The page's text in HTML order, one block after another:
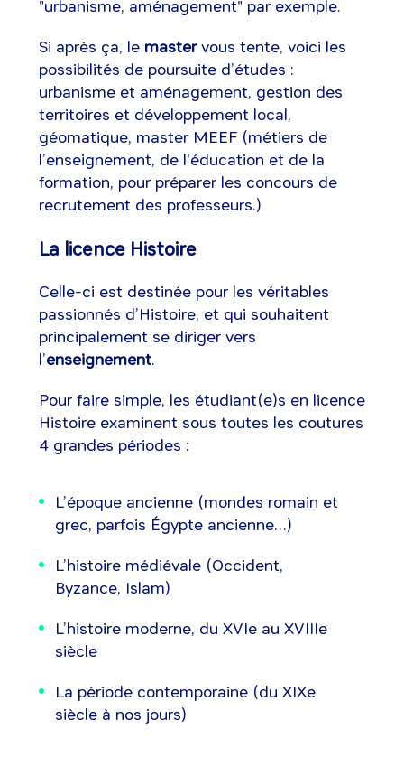
"urbanisme, aménagement" par exemple.
Si après ça, le mastervous tente, voici les
possibilités de poursuite d’études :
urbanisme et aménagement, gestion des
territoires et développement local,
géomatique, master MEEF (métiers de
l’enseignement, de l'éducation et de la
formation, pour préparer les concours de
recrutement des professeurs.)
La licence Histoire
Celle-ci est destinée pour les véritables
passionnés d’Histoire, et qui souhaitent
principalement se diriger vers
l’enseignement.
Pour faire simple, les étudiant(e)s en licence
Histoire examinent sous toutes les coutures
4 grandes périodes :
L’époque ancienne (mondes romain et
grec, parfois Égypte ancienne…)
L’histoire médiévale (Occident,
Byzance, Islam)
L’histoire moderne, du XVIe au XVIIIe
siècle
La période contemporaine (du XIXe
siècle à nos jours)